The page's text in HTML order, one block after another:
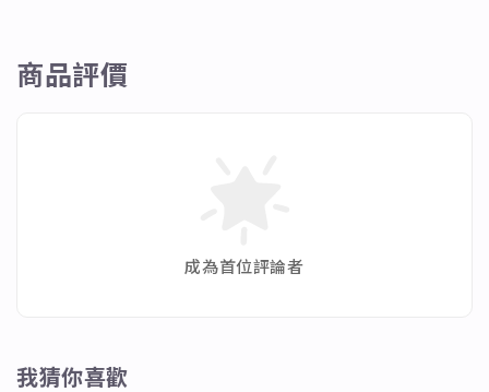
✨黑尖晶➡增強洞察力、保持毅力。這種顏色具有保
商品評價
成為首位評論者
我猜你喜歡